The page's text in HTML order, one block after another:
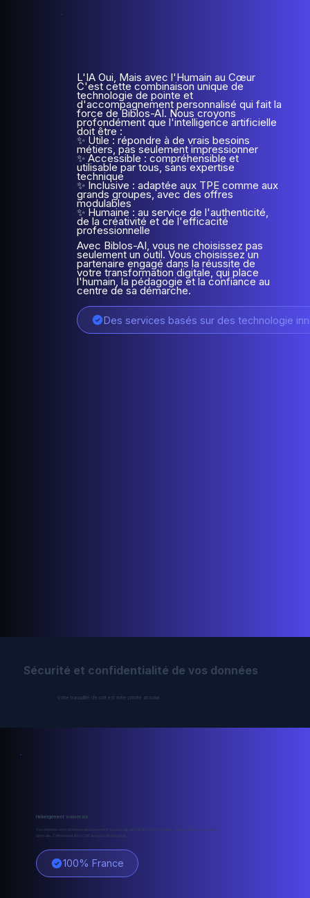
L'IA Oui, Mais avec l'Humain au Cœur
C'est cette combinaison unique de
technologie de pointe et
d'accompagnement personnalisé qui fait la
force de Biblos-AI. Nous croyons
profondément que l'intelligence artificielle
doit être :
✨ Utile : répondre à de vrais besoins
métiers, pas seulement impressionner
✨ Accessible : compréhensible et
utilisable par tous, sans expertise
technique
✨ Inclusive : adaptée aux TPE comme aux
grands groupes, avec des offres
modulables
✨ Humaine : au service de l'authenticité,
de la créativité et de l'efficacité
professionnelle
Avec Biblos-AI, vous ne choisissez pas
seulement un outil. Vous choisissez un
partenaire engagé dans la réussite de
votre transformation digitale, qui place
l'humain, la pédagogie et la confiance au
centre de sa démarche.
Des services basés sur des technologie
Sécurité et confidentialité de vos données
Votre tranquillité d'esprit est notre priorité absolue
Hébergement souverain
Vos données sont stockées exclusivement sur des serveurs français souverains, garantissant une protection
optimale. Chiffrement AES-256 au repos et en transit.
100% France